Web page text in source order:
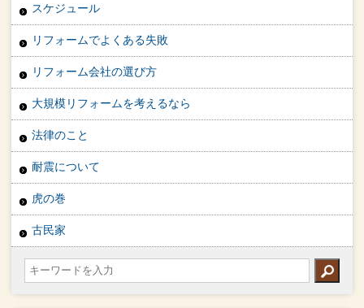
スケジュール
リフォームでよくある失敗
リフォーム会社の選び方
大規模リフォームを考えるなら
法律のこと
耐震について
虎の巻
古民家